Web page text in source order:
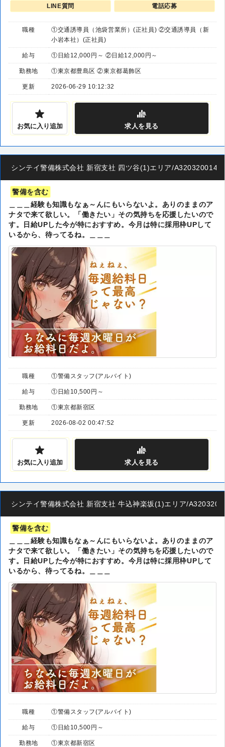
LINE質問 電話応募
職種
①交通誘導員（池袋営業所）(正社員) ②交通誘導員（新
小岩本社）(正社員)
給与 ①日給12,000円～ ②日給12,000円～
勤務地 ①東京都豊島区 ②東京都葛飾区
更新 2026-06-29 10:12:32
お気に入り追加 求人を見る
シンテイ警備株式会社 新宿支社 四ツ谷(1)エリア/A3203200140
警備を含む
＿＿＿経験も知識もなぁ～んにもいらないよ。ありのままのア
ナタで来て欲しい。「働きたい」その気持ちを応援したいので
す。日給UPした今が特におすすめ。今月は特に採用枠UPして
いるから、待ってるね。＿＿＿
職種 ①警備スタッフ(アルバイト)
給与 ①日給10,500円～
勤務地 ①東京都新宿区
更新 2026-08-02 00:47:52
お気に入り追加 求人 を見る
シンテイ警備株式会社 新宿支社 牛込神楽坂(1)エリア/
警備を含む
＿＿＿経験も知識もなぁ～んにもいらないよ。ありのままのア
ナタで来て欲しい。「働きたい」その気持ちを応援したいので
す。日給UPした今が特におすすめ。今月は特に採用枠UPして
いるから、待ってるね。＿＿＿
職種 ①警備スタッフ(アルバイト)
給与 ①日給10,500円～
勤務地 ①東京都新宿区